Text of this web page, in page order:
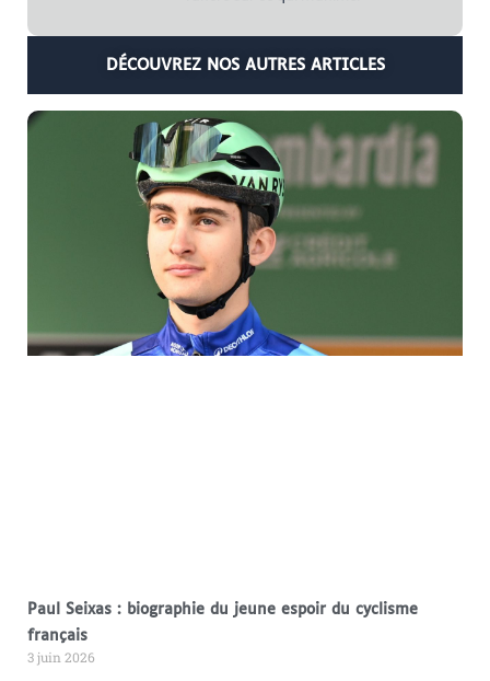
DÉCOUVREZ NOS AUTRES ARTICLES
Paul Seixas : biographie du jeune espoir du cyclisme
français
3 juin 2026